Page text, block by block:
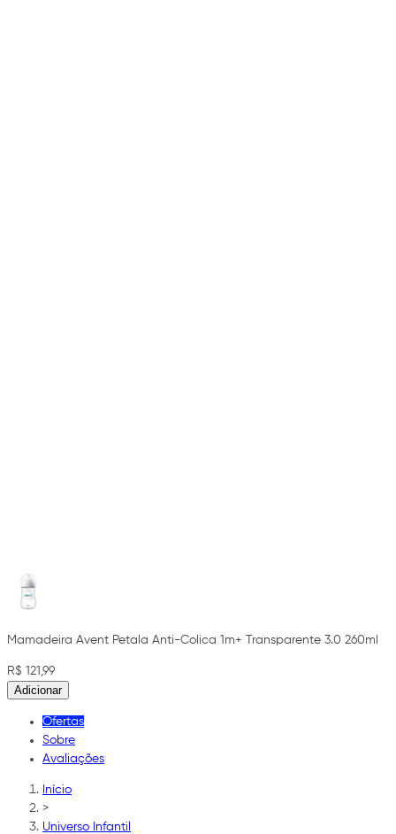
Mamadeira Avent Petala Anti-Colica 1m+ Transparente 3.0 260ml
R$ 121,99
Adicionar
Ofertas
Sobre
Avaliações
Início
>
Universo Infantil